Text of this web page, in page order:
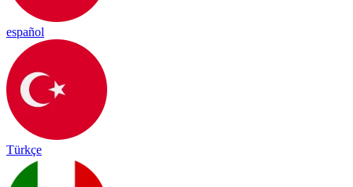
español
Türkçe